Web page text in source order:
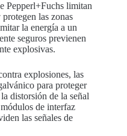
Pepperl+Fuchs limitan
las zonas
la energía a un
seguros previenen
explosivas.
explosiones, las
para proteger
distorsión de la señal
de interfaz
las señales de